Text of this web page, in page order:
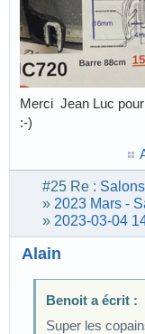
Merci Jean Luc
:-)
#25 Re :
» 2023 Mars -
» 2023-03-04
Alain
Benoit a écrit :
Super les